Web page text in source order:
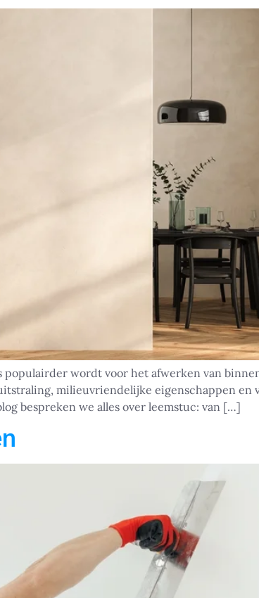
wordt voor het afwerken van
milieuvriendelijke eigenschappen en
bespreken we alles over leemstuc: van […]